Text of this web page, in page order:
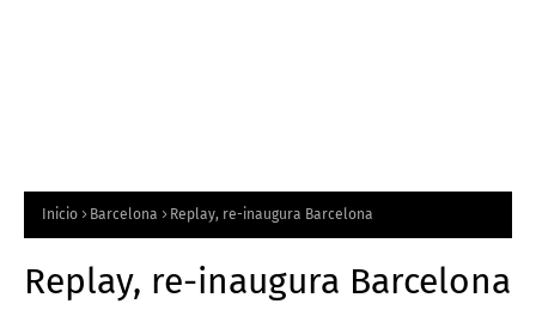
Inicio Barcelona Replay, re-inaugura Barcelona
Replay, re-inaugura Barcelona